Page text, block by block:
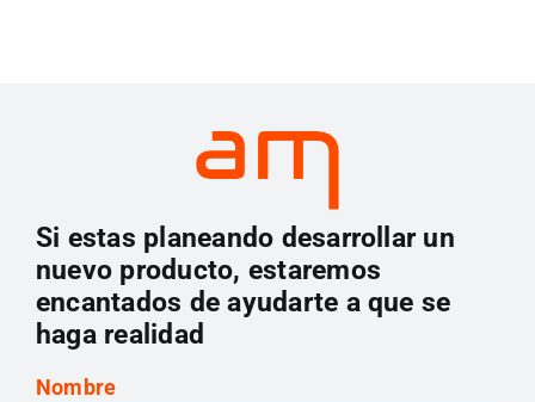
Si estas planeando desarrollar un
nuevo producto, estaremos
encantados de ayudarte a que se
haga realidad
Nombre